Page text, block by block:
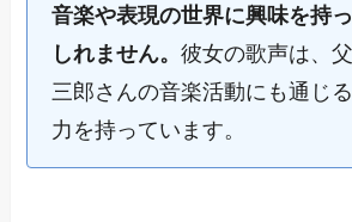
音楽や表現の世界に興味を持
しれません。彼女の歌声は、
三郎さんの音楽活動にも通じ
力を持っています。